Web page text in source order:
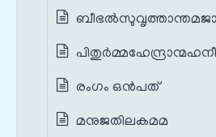
രംഗം ഒൻപത്
മനുജതിലകമമ